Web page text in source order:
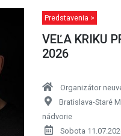
Predstavenia >
VEĽA KRIKU
2026
Organizátor
Bratislava-Staré
nádvorie
Sobota